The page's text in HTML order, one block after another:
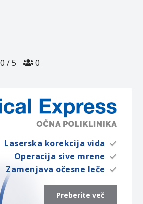
0 /5 0
Laserska korekcija vida
Operacija sive mrene
Zamenjava očesne leče
Preberite več